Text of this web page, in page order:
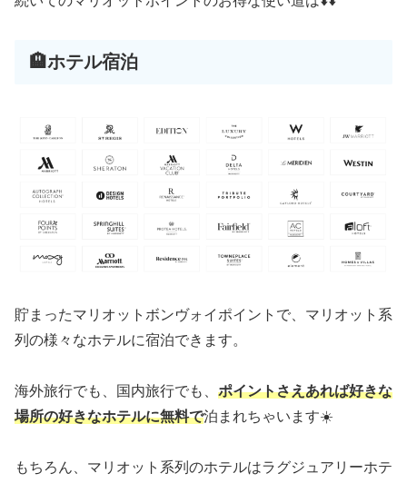
🏨ホテル宿泊
貯まったマリオットボンヴォイポイントで、マリオット系
列の様々なホテルに宿泊できます。
海外旅行でも、国内旅行でも、 ポイントさえあれば好きな
場所の好きなホテルに無料で泊まれちゃいます☀️
もちろん、マリオット系列のホテルはラグジュアリーホテ